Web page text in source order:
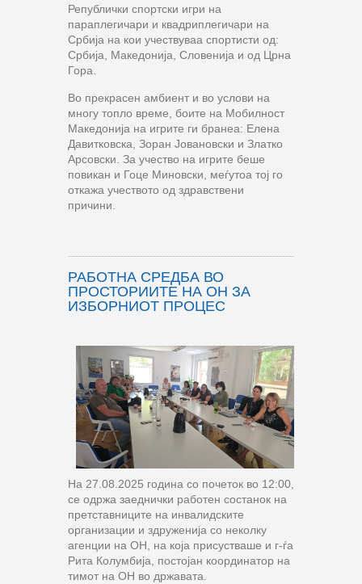
Републички спортски игри на
параплегичари и квадриплегичари на
Србија на кои учествуваа спортисти од:
Србија, Македонија, Словенија и од Црна
Гора.
Во прекрасен амбиент и во услови на
многу топло време, боите на Мобилност
Македонија на игрите ги бранеа: Елена
Давитковска, Зоран Јовановски и Златко
Арсовски. За учество на игрите беше
повикан и Гоце Миновски, меѓутоа тој го
откажа учеството од здравствени
причини.
РАБОТНА СРЕДБА ВО
ПРОСТОРИИТЕ НА ОН ЗА
ИЗБОРНИОТ ПРОЦЕС
На 27.08.2025 година со почеток во 12:00,
се одржа заеднички работен состанок на
претставниците на инвалидските
организации и здруженија со неколку
агенции на ОН, на која присустваше и г-ѓа
Рита Колумбија, постојан координатор на
тимот на ОН во државата.